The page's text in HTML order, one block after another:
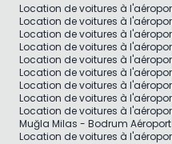
Location de voitures à
Location de voitures à
Location de voitures à
Location de voitures à
Location de voitures à
Location de voitures à
Location de voitures à
Location de voitures à
Location de voitures à
Muğla Milas - Bodrum
Location de voitures à